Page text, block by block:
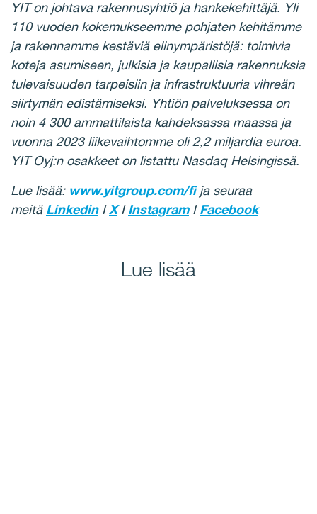
YIT on johtava rakennusyhtiö ja hankekehittäjä. Yli
110 vuoden kokemukseemme pohjaten kehitämme
ja rakennamme kestäviä elinympäristöjä: toimivia
koteja asumiseen, julkisia ja kaupallisia rakennuksia
tulevaisuuden tarpeisiin ja infrastruktuuria vihreän
siirtymän edistämiseksi. Yhtiön palveluksessa on
noin 4 300 ammattilaista kahdeksassa maassa ja
vuonna 2023 liikevaihtomme oli 2,2 miljardia euroa.
YIT Oyj:n osakkeet on listattu Nasdaq Helsingissä.
Lue lisää: www.yitgroup.com/fija seuraa
meitä LinkedinIXIInstagramIFacebook
Lue lisää